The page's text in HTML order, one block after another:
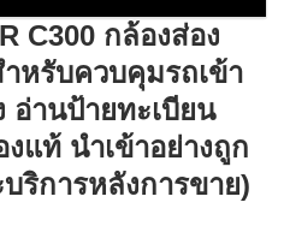
C300 กล้องส่อง
หรับควบคุมรถเข้า
อ่านป้ายทะเบียน
แท้ นำเข้าอย่างถูก
ริการหลังการขาย)